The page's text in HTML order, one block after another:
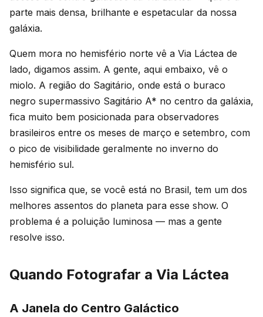
parte mais densa, brilhante e espetacular da nossa
galáxia.
Quem mora no hemisfério norte vê a Via Láctea de
lado, digamos assim. A gente, aqui embaixo, vê o
miolo. A região do Sagitário, onde está o buraco
negro supermassivo Sagitário A* no centro da galáxia,
fica muito bem posicionada para observadores
brasileiros entre os meses de março e setembro, com
o pico de visibilidade geralmente no inverno do
hemisfério sul.
Isso significa que, se você está no Brasil, tem um dos
melhores assentos do planeta para esse show. O
problema é a poluição luminosa — mas a gente
resolve isso.
Quando Fotografar a Via Láctea
A Janela do Centro Galáctico